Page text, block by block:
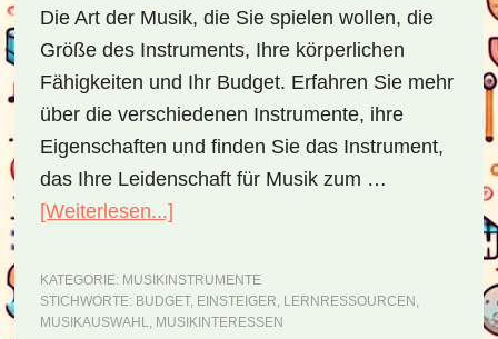
Die Art der Musik, die Sie spielen wollen, die
Größe des Instruments, Ihre körperlichen
Fähigkeiten und Ihr Budget. Erfahren Sie mehr
über die verschiedenen Instrumente, ihre
Eigenschaften und finden Sie das Instrument,
das Ihre Leidenschaft für Musik zum …
[Weiterlesen...]
Musikinstrumentes
als
KATEGORIE: MUSIKINSTRUMENTE
STICHWORTE: BUDGET, EINSTEIGER, LERNRESSOURCEN ,
MUSIKAUSWAHL, MUSIKINTERESSEN